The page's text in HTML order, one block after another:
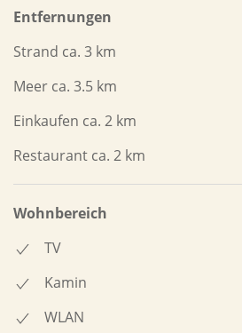
Entfernungen
Strand ca. 3 km
Meer ca. 3.5 km
Einkaufen ca. 2 km
Restaurant ca. 2 km
Wohnbereich
TV
Kamin
WLAN